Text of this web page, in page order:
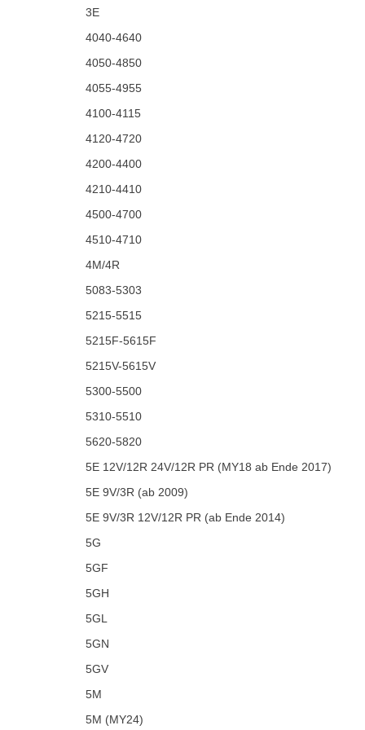
3E
4040-4640
4050-4850
4055-4955
4100-4115
4120-4720
4200-4400
4210-4410
4500-4700
4510-4710
4M/4R
5083-5303
5215-5515
5215F-5615F
5215V-5615V
5300-5500
5310-5510
5620-5820
5E 12V/12R 24V/12R PR (MY18 ab Ende 2017)
5E 9V/3R (ab 2009)
5E 9V/3R 12V/12R PR (ab Ende 2014)
5G
5GF
5GH
5GL
5GN
5GV
5M
5M (MY24)